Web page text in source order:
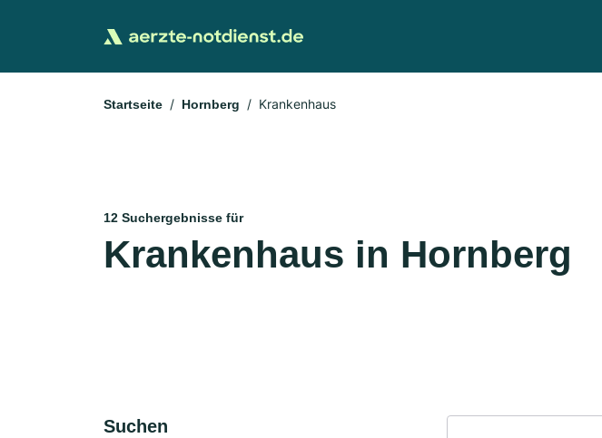
Startseite Hornberg Krankenhaus
12 Suchergebnisse für
Krankenhaus in Hornberg
Suchen